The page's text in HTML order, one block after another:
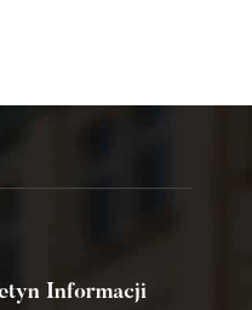
Informacji